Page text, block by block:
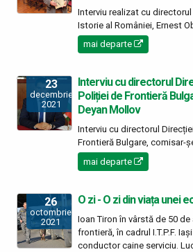
Interviu realizat cu
Istorie al României, Ernest
mai departe
23
decembrie
2021
Interviu cu directorul
Poliției de Frontieră
Deyan Mollov
Interviu cu directorul
Frontieră Bulgare, comisar-
mai departe
26
octombrie
2021
O zi - O zi din viața unei
Ioan Tiron în vârstă de 50
frontieră, în cadrul I.T.P.F.
conductor caine serviciu.